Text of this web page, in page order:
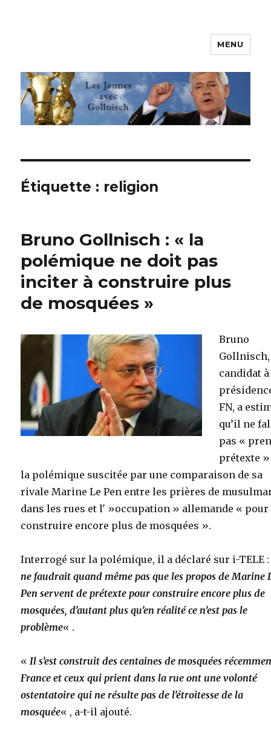
Les jeunes avec Gollnisch
MENU
Étiquette : religion
Bruno Gollnisch : « la
polémique ne doit pas
inciter à construire plus
de mosquées »
Bruno
Gollnisch,
candidat
FN, a
qu’il ne
pas «
prétexte »
la polémique suscitée par une comparaison de sa
rivale Marine Le Pen entre les prières de
dans les rues et l' »occupation » allemande « pour
construire encore plus de mosquées ».
Interrogé sur la polémique, il a déclaré sur i-TELE
ne faudrait quand même pas que les propos de Marine
Pen servent de prétexte pour construire encore plus de
mosquées, d’autant plus qu’en réalité ce n’est pas le
problème« .
«Il s’est construit des centaines de mosquées
France et ceux qui prient dans la rue ont une volonté
ostentatoire qui ne résulte pas de l’étroitesse de la
mosquée« , a-t-il ajouté.